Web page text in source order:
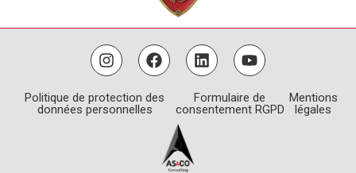
Politique de protection des
données personnelles
Formulaire de
consentement RGPD
Mentions
légales